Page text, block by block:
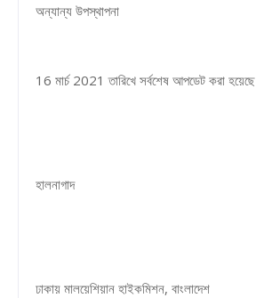
অন্যান্য উপস্থাপনা
16 মার্চ 2021 তারিখে সর্বশেষ আপডেট করা হয়েছে
হালনাগাদ
ঢাকায় মালয়েশিয়ান হাইকমিশন, বাংলাদেশ